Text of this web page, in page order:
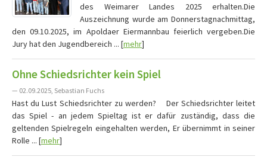
des Weimarer Landes 2025 erhalten.Die
Auszeichnung wurde am Donnerstagnachmittag,
den 09.10.2025, im Apoldaer Eiermannbau feierlich vergeben.Die
Jury hat den Jugendbereich ... [mehr]
Ohne Schiedsrichter kein Spiel
— 02.09.2025, Sebastian Fuchs
Hast du Lust Schiedsrichter zu werden? Der Schiedsrichter leitet
das Spiel - an jedem Spieltag ist er dafür zuständig, dass die
geltenden Spielregeln eingehalten werden, Er übernimmt in seiner
Rolle ... [mehr]